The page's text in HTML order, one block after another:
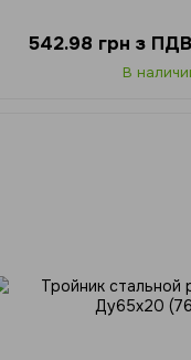
542.98 грн з
В